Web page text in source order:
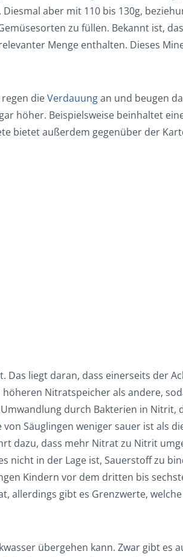
aber mit 110 bis 130g,
zu füllen. Bekannt ist,
Menge enthalten. Dieses
regen dieVerdauungan und beugen
höher. Beispielsweise beinhaltet
bietet außerdem gegenüber der
liegt daran, dass einerseits der
Nitratspeicher als andere,
durch Bakterien in Nitrit,
Säuglingen weniger sauer ist als
dazu, dass mehr Nitrat zu Nitrit
in der Lage ist, Sauerstoff zu
Kindern vor dem dritten bis
allerdings gibt es Grenzwerte,
übergehen kann. Zwar gibt es